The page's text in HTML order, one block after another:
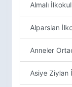
Almalı
Alparslan
Anneler
Asiye Ziylan